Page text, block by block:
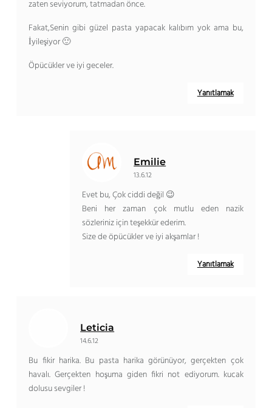
zaten seviyorum, tatmadan önce.
Fakat,Senin gibi güzel pasta yapacak kalıbım yok ama bu,
İyileşiyor 🙂
Öpücükler ve iyi geceler.
Yanıtlamak
Emilie
13.6.12
Evet bu, Çok ciddi değil 😉
Beni her zaman çok mutlu eden nazik
sözleriniz için teşekkür ederim.
Size de öpücükler ve iyi akşamlar !
Yanıtlamak
Leticia
14.6.12
Bu fikir harika. Bu pasta harika görünüyor, gerçekten çok
havalı. Gerçekten hoşuma giden fikri not ediyorum. kucak
dolusu sevgiler !